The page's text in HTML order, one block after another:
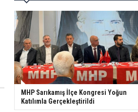
MHP Sarıkamış İlçe Kongresi Yoğun
Katılımla Gerçekleştirildi